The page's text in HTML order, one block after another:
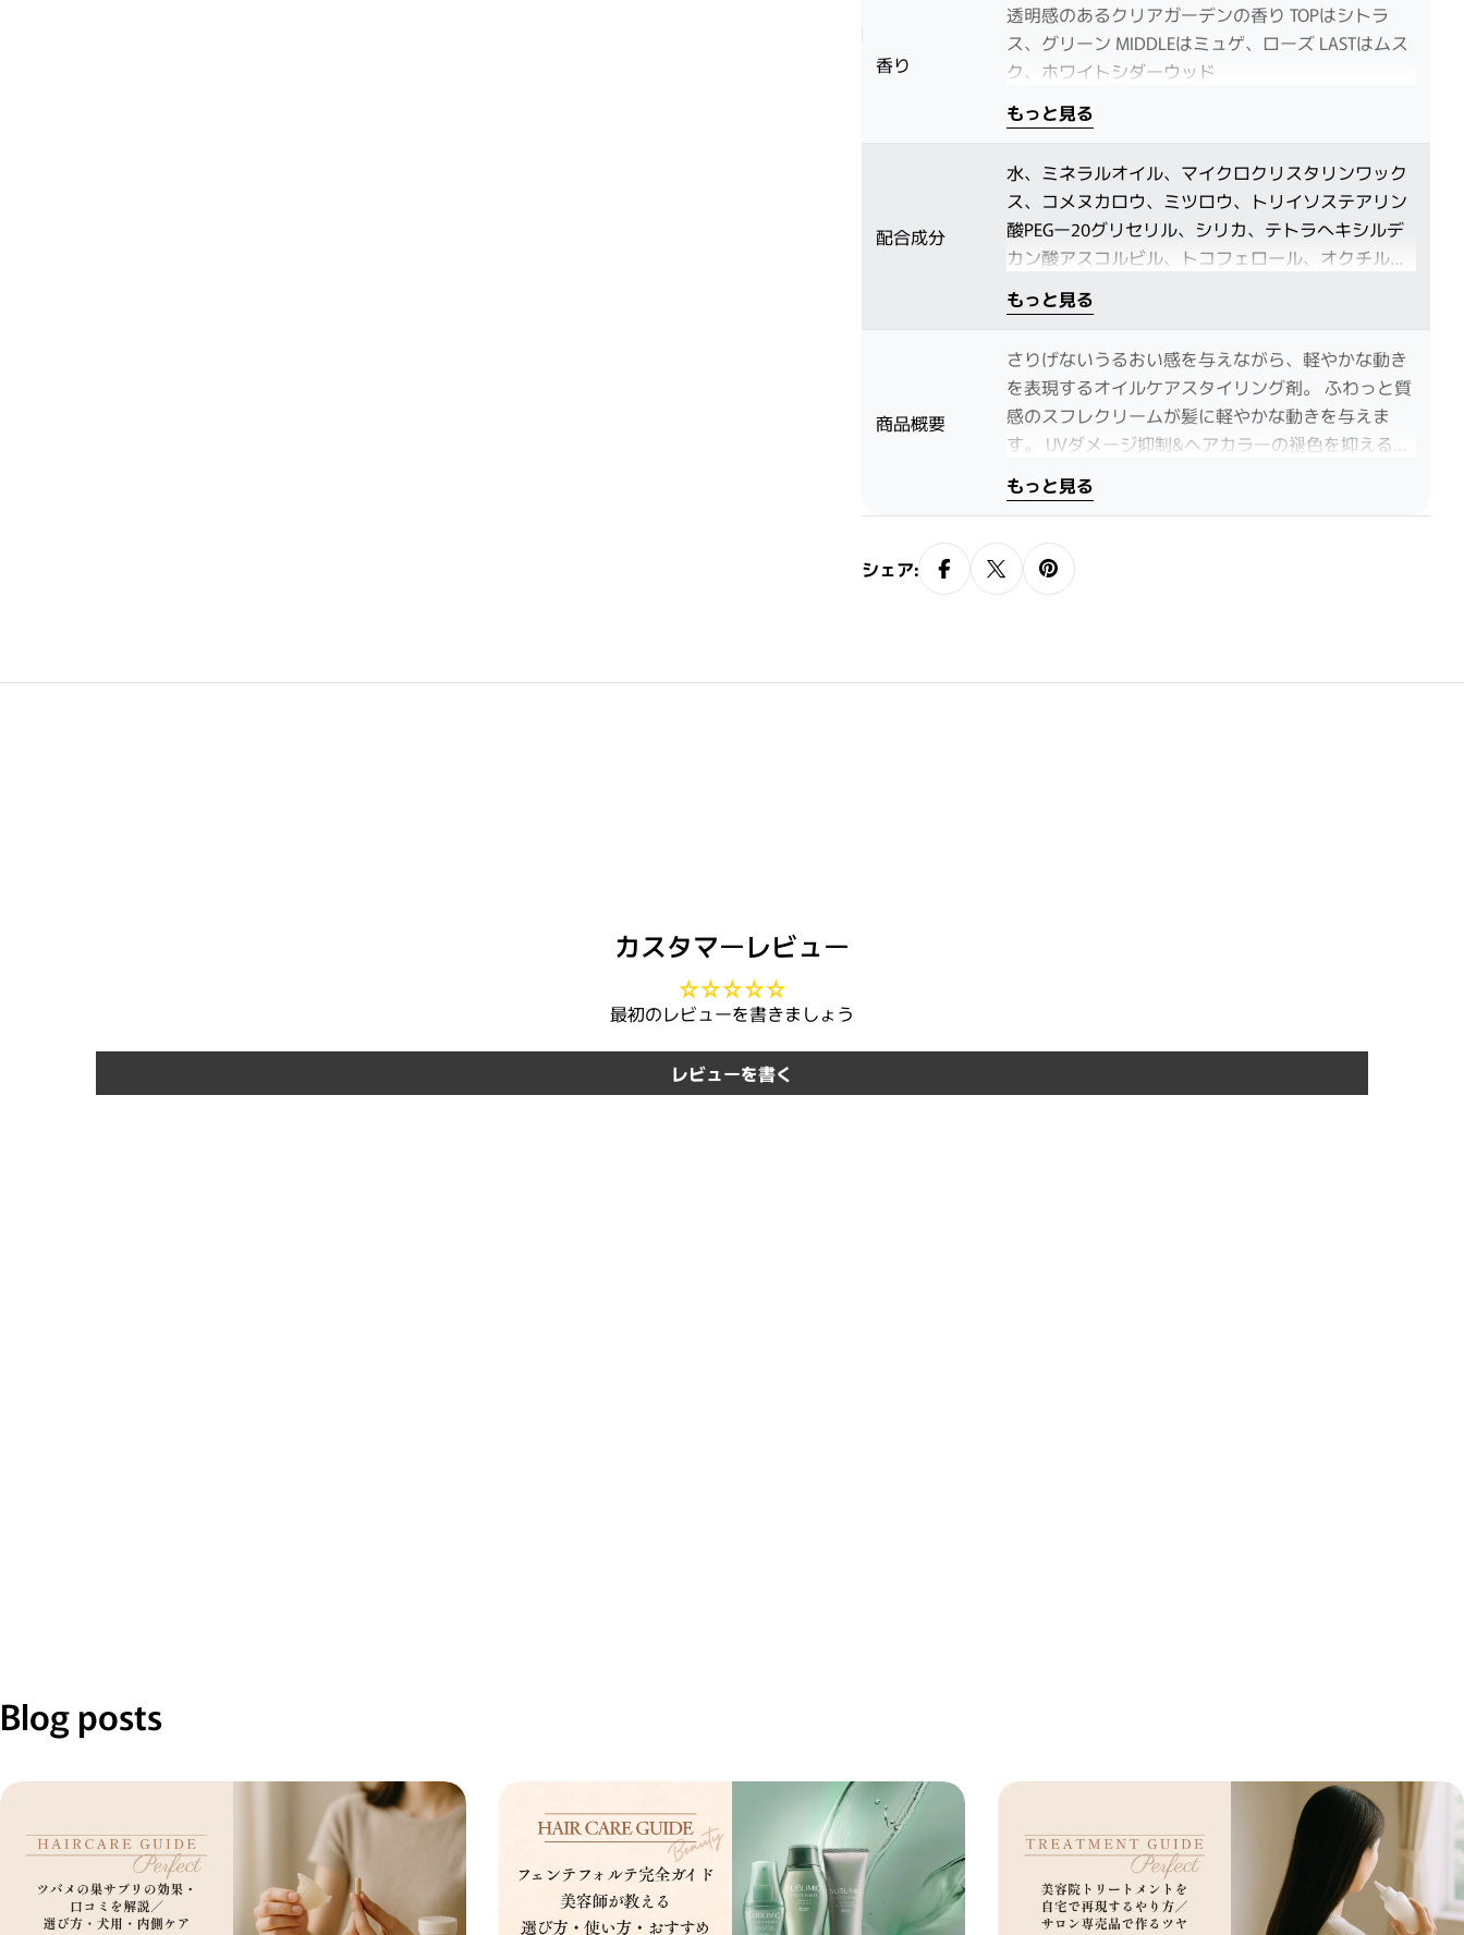
香り
透明感のあるクリアガーデンの香り TOPはシトラ
ス、グリーン MIDDLEはミュゲ、ローズ LASTはムス
ク、ホワイトシダーウッド
もっと見る
配合成分
水、ミネラルオイル、マイクロクリスタリンワック
ス、コメヌカロウ、ミツロウ、トリイソステアリン
酸PEGー20グリセリル、シリカ、テトラへキシルデ
カン酸アスコルビル、トコフェロール、オクチルド
デカノール、クエン酸Na、クエン酸、EDTAー2Na、
フェノキシエタノール、メチラパラベン、香料
もっと見る
商品概要
さりげないうるおい感を与えながら、軽やかな動き
を表現するオイルケアスタイリング剤。 ふわっと質
感のスフレクリームが髪に軽やかな動きを与えま
す。 UVダメージ抑制&ヘアカラーの褪色を抑える
「アスコルビン酸誘導体」配合。 さっと指を髪に通
すだけで紫外線ダメージから髪を守り、欲しい動き
心地よい安心感。 ハンドクリームとしても使用でき
ます。
もっと見る
シェア:
カスタマーレビュー
最初のレビューを書きましょう
レビューを書く
Blog posts